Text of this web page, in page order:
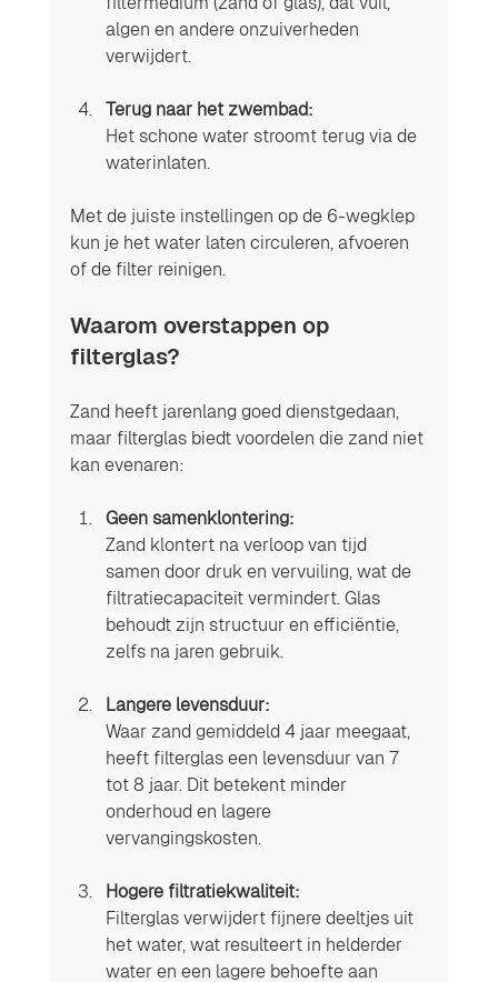
algen en andere onzuiverheden
verwijdert.
Terug naar het zwembad:
Het schone water stroomt terug via de
waterinlaten.
Met de juiste instellingen op de 6-wegklep
kun je het water laten circuleren, afvoeren
of de filter reinigen.
Waarom overstappen op
filterglas?
Zand heeft jarenlang goed dienstgedaan,
maar filterglas biedt voordelen die zand niet
kan evenaren:
Geen samenklontering:
Zand klontert na verloop van tijd
samen door druk en vervuiling, wat de
filtratiecapaciteit vermindert. Glas
behoudt zijn structuur en efficiëntie,
zelfs na jaren gebruik.
Langere levensduur:
Waar zand gemiddeld 4 jaar meegaat,
heeft filterglas een levensduur van 7
tot 8 jaar. Dit betekent minder
onderhoud en lagere
vervangingskosten.
Hogere filtratiekwaliteit:
Filterglas verwijdert fijnere deeltjes uit
het water, wat resulteert in helderder
water en een lagere behoefte aan